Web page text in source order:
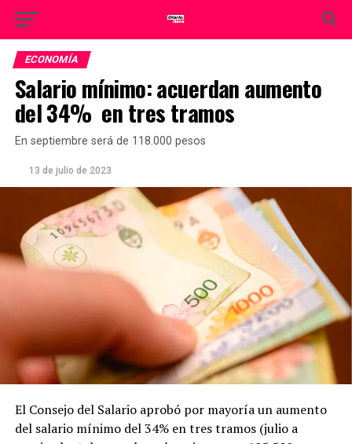
ECONOMÍA
Salario mínimo: acuerdan aumento
del 34% en tres tramos
En septiembre será de 118.000 pesos
13 de julio de 2023
El Consejo del Salario aprobó por mayoría un aumento
del salario mínimo del 34% en tres tramos (julio a